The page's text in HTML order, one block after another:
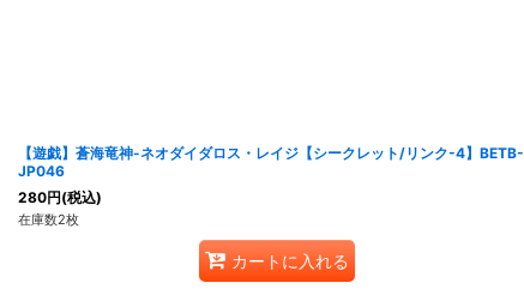
【遊戯】蒼海竜神-ネオダイダロス・レイジ【シークレット/リンク-4】BETB-
JP046
280円(税込)
在庫数2枚
カートに入れる